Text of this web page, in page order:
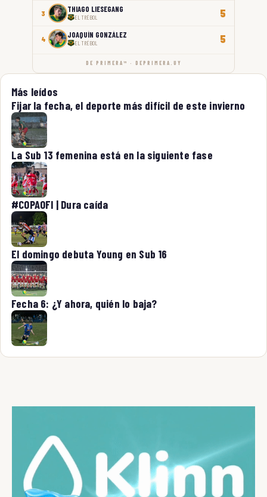
3 THIAGO LIESEGANG
EL TRÉBOL 5
4 JOAQUÍN GONZÁLEZ
EL TRÉBOL 5
DE PRIMERA™ · DEPRIMERA.UY
Más leídos
Fijar la fecha, el deporte más difícil de este invierno
La Sub 13 femenina está en la siguiente fase
#COPAOFI | Dura caída
El domingo debuta Young en Sub 16
Fecha 6: ¿Y ahora, quién lo baja?